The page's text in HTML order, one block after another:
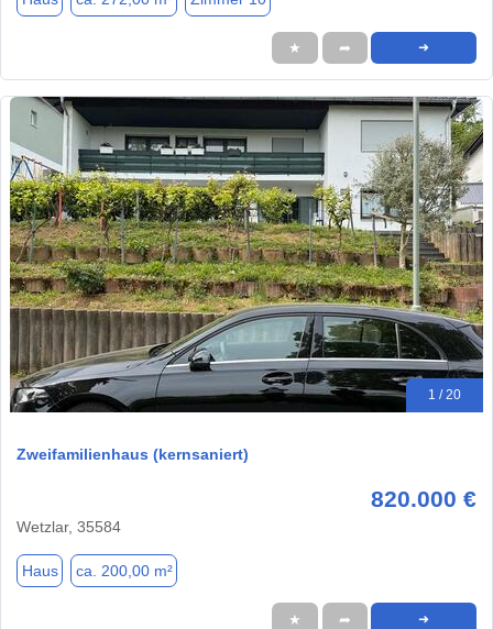
★ ➦ ➜
1 / 20
Zweifamilienhaus (kernsaniert)
820.000 €
Wetzlar, 35584
Haus ca. 200,00 m²
★ ➦ ➜